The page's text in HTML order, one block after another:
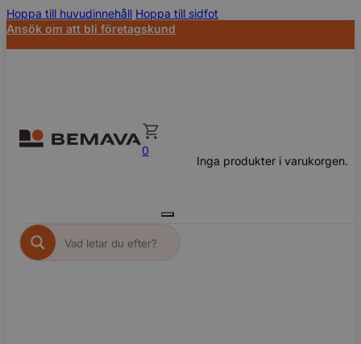
Hoppa till huvudinnehåll Hoppa till sidfot
Ansök om att bli företagskund
0
Inga produkter i varukorgen.